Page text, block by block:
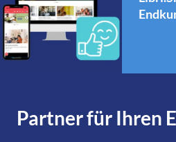
Partner für Ihren